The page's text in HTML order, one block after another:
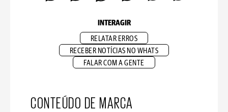
INTERAGIR
RELATAR ERROS
RECEBER NOTÍCIAS NO WHATS
FALAR COM A GENTE
CONTEÚDO DE MARCA